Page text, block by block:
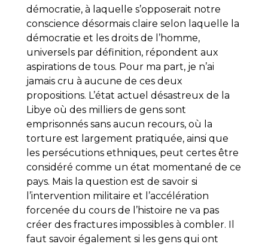
démocratie, à laquelle s’opposerait notre
conscience désormais claire selon laquelle la
démocratie et les droits de l’homme,
universels par définition, répondent aux
aspirations de tous. Pour ma part, je n’ai
jamais cru à aucune de ces deux
propositions. L’état actuel désastreux de la
Libye où des milliers de gens sont
emprisonnés sans aucun recours, où la
torture est largement pratiquée, ainsi que
les persécutions ethniques, peut certes être
considéré comme un état momentané de ce
pays. Mais la question est de savoir si
l’intervention militaire et l’accélération
forcenée du cours de l’histoire ne va pas
créer des fractures impossibles à combler. Il
faut savoir également si les gens qui ont